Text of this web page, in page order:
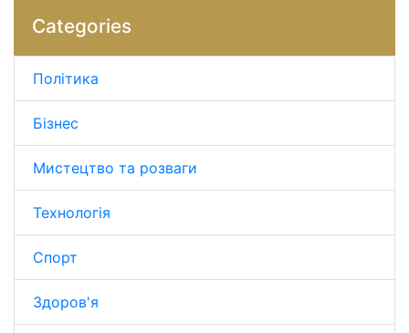
Categories
Політика
Бізнес
Мистецтво та розваги
Технологія
Спорт
Здоров'я